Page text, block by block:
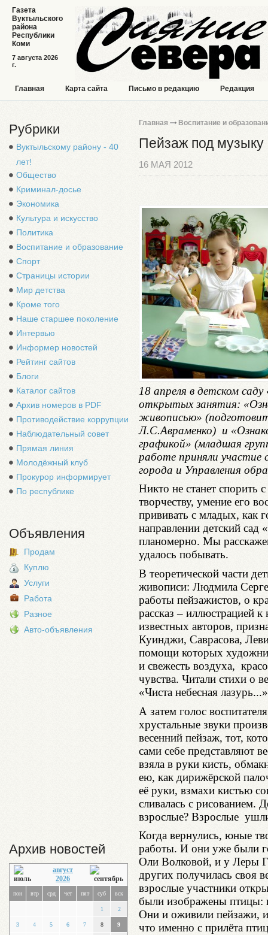
7 августа 2026
г.
Газета
Вуктыльского
района
Республики
Коми
Главная Карта сайта Письмо в редакцию Редакция
Рубрики
Вуктыльскому району - 40
лет!
Общество
Криминал-досье
Экономика
Культура и искусство
Политика
Воспитание и образование
Спорт
Страницы истории
Мир детства
Кроме того
Наше старшее поколение
Интервью
Информер новостей
Рейтинг сайтов
Блоги
Каталог сайтов
Архив номеров в PDF
Противодействие коррупции
Наблюдательный совет
Прямая линия
Молодёжный клуб
Прокурор информирует
По республике
Объявления
Продам
Куплю
Услуги
Работа
Разное
Авто-объявления
Архив новостей
август
2026
пон втр срд чет пят суб вск
1 2
3 4 5 6 7 8 9
Главная Воспитание и
Пейзаж под
16 МАЯ 2012
18 апреля в детском
открытых занятия:
живописью»
Л.С.Авраменко) и
графикой» (младшая
работе приняли
города и Управления
Никто не станет спорить
творчеству, умение его
прививать с младых, как
направлении детский сад
планомерно. Мы
удалось побывать.
В теоретической части
живописи: Людмила
работы пейзажистов, о
рассказ – иллюстрацией
известных авторов,
Куинджи, Саврасова,
помощи которых
и свежесть воздуха,
чувства. Читали стихи о
«Чиста небесная
А затем голос
хрустальные звуки
весенний пейзаж, тот,
сами себе представляют
взяла в руки кисть,
ею, как дирижёрской
её руки, взмахи кистью
сливалась с рисованием.
взрослые? Взрослые
Когда вернулись, юные
работы. И они уже были
Оли Волковой, и у Леры
других получилась своя
взрослые участники
были изображены птицы:
Они и оживили пейзажи,
что именно с прилёта